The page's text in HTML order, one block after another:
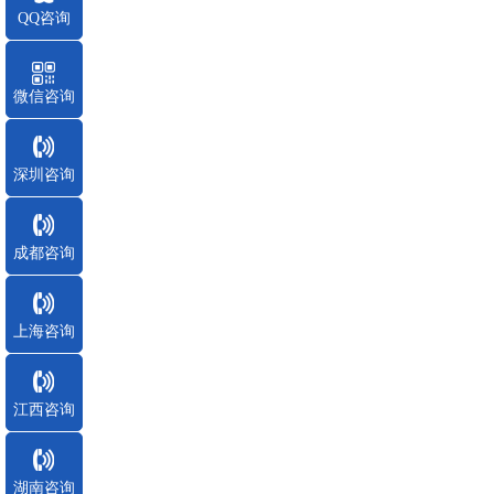
QQ咨询
微信咨询
深圳咨询
成都咨询
上海咨询
江西咨询
湖南咨询